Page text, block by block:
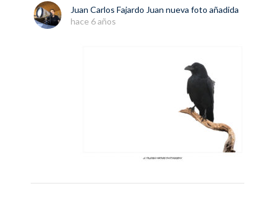
Juan Carlos Fajardo Juan nueva foto añadida
hace 6 años